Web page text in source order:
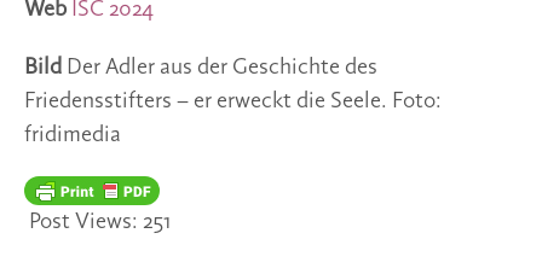
Web ISC 2024
Bild Der Adler aus der Geschichte des
Friedensstifters – er erweckt die Seele. Foto:
fridimedia
Post Views: 251